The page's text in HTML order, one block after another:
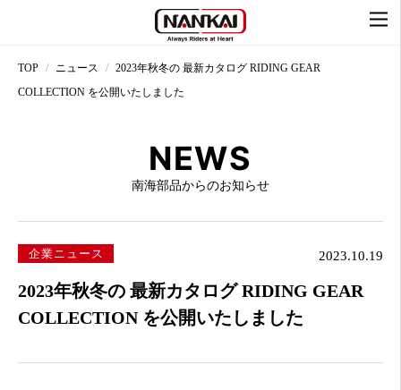
TOP ニュース
2023年秋冬の 最新カタログ RIDING GEAR
COLLECTION を公開いたしました
NEWS
南海部品からのお知らせ
企業ニュース 2023.10.19
2023年秋冬の 最新カタログ RIDING GEAR
COLLECTION を公開いたしました